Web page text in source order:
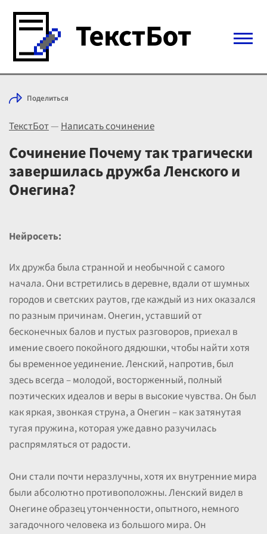
Войти с Telegram
Выбрать режим
Цены
Поделиться
ТекстБот—Написать сочинение
Сочинение Почему так трагически
завершилась дружба Ленского и
Онегина?
Нейросеть:
Их дружба была странной и необычной с самого
начала. Они встретились в деревне, вдали от шумных
городов и светских раутов, где каждый из них оказался
по разным причинам. Онегин, уставший от
бесконечных балов и пустых разговоров, приехал в
имение своего покойного дядюшки, чтобы найти хотя
бы временное уединение. Ленский, напротив, был
здесь всегда – молодой, восторженный, полный
поэтических идеалов и веры в высокие чувства. Он был
как яркая, звонкая струна, а Онегин – как затянутая
тугая пружина, которая уже давно разучилась
распрямляться от радости.
Они стали почти неразлучны, хотя их внутренние мира
были абсолютно противоположны. Ленский видел в
Онегине образец утонченности, опытного, немного
загадочного человека из большого мира. Он